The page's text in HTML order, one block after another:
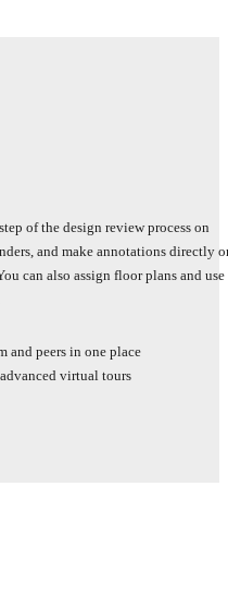
of the design review process on
and make annotations directly
can also assign floor plans and use
and peers in one place
virtual tours